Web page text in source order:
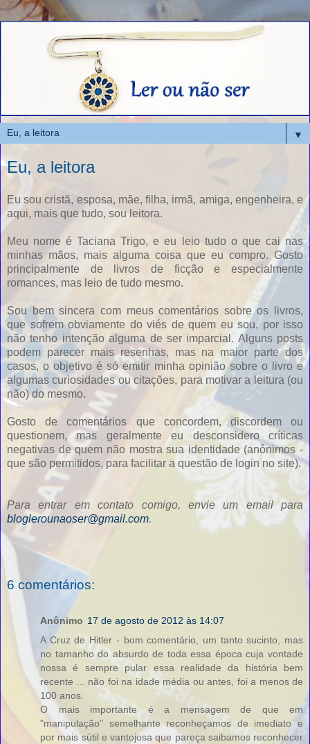
▼
Eu, a leitora
Eu sou cristã, esposa, mãe, filha, irmã, amiga, engenheira, e
aqui, mais que tudo, sou leitora.
Meu nome é Taciana Trigo, e eu leio tudo o que cai nas
minhas mãos, mais alguma coisa que eu compro. Gosto
principalmente de livros de ficção e especialmente
romances, mas leio de tudo mesmo.
Sou bem sincera com meus comentários sobre os livros,
que sofrem obviamente do viés de quem eu sou, por isso
não tenho intenção alguma de ser imparcial. Alguns posts
podem parecer mais resenhas, mas na maior parte dos
casos, o objetivo é só emitir minha opinião sobre o livro e
algumas curiosidades ou citações, para motivar a leitura (ou
não) do mesmo.
Gosto de comentários que concordem, discordem ou
questionem, mas geralmente eu desconsidero críticas
negativas de quem não mostra sua identidade (anônimos -
que são permitidos, para facilitar a questão de login no site).
Para entrar em contato comigo, envie um email para
bloglerounaoser@gmail.com.
6 comentários:
Anônimo 17 de agosto de 2012 às 14:07
A Cruz de Hitler - bom comentário, um tanto sucinto, mas
no tamanho do absurdo de toda essa época cuja vontade
nossa é sempre pular essa realidade da história bem
recente ... não foi na idade média ou antes, foi a menos de
100 anos.
O mais importante é a mensagem de que em
"manipulação" semelhante reconheçamos de imediato e
por mais sútil e vantojosa que pareça saibamos reconhecer